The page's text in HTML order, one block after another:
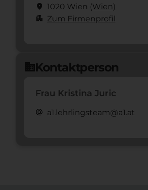
location_on 1020 Wien (Wien)
apartment Zum Firmenprofil
domainKontaktperson
Frau Kristina Juric
alternate_email a1.lehrlingsteam@a1.at